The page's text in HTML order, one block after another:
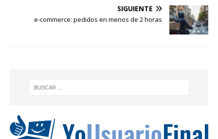
SIGUIENTE
e-commerce: pedidos en menos de 2 horas